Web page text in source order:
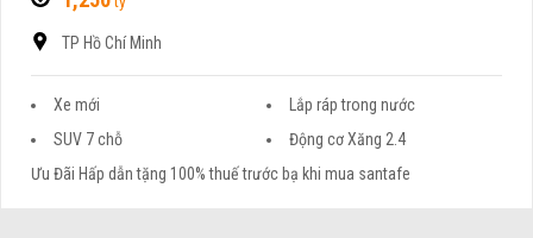
TP Hồ Chí Minh
Xe mới
Lắp ráp trong nước
SUV 7 chỗ
Động cơ Xăng 2.4
Ưu Đãi Hấp dẫn tặng 100% thuế trước bạ khi mua santafe